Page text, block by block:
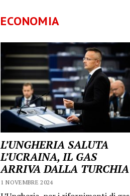
ECONOMIA
L’UNGHERIA SALUTA
L’UCRAINA, IL GAS
ARRIVA DALLA TURCHIA
1 NOVEMBRE 2024